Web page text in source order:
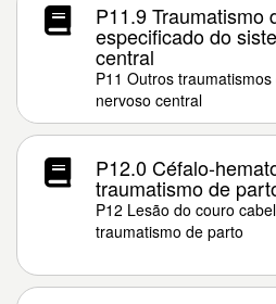
P11.9 Traumatismo
especificado do
central
P11 Outros
nervoso central
P12.0 Céfalo-
traumatismo de
P12 Lesão do couro
traumatismo de parto